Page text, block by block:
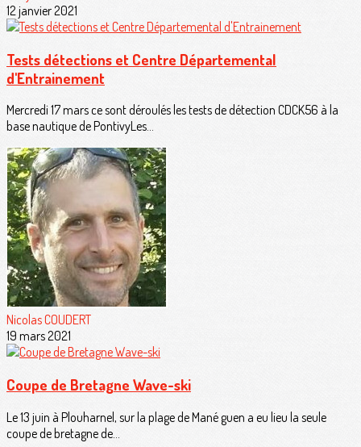
12 janvier 2021
Tests détections et Centre Départemental
d'Entrainement
Mercredi 17 mars ce sont déroulés les tests de détection CDCK56 à la
base nautique de PontivyLes...
Nicolas COUDERT
19 mars 2021
Coupe de Bretagne Wave-ski
Le 13 juin à Plouharnel, sur la plage de Mané guen a eu lieu la seule
coupe de bretagne de...